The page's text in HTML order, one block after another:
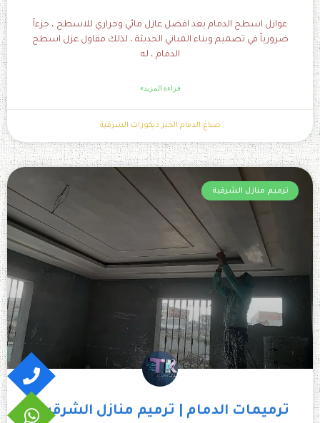
عوازل اسطح الدمام يعد افضل عازل مائي وحراري للاسطح ، جزءاً
ضرورياً في تصميم وبناء المباني الحديثة ، لذلك مقاول عزل اسطح
الدمام ، له
قراءة المزيد»
صباغ الدمام الخبر ديكورات الشرقية
ترميم منازل الشرقية
ترميمات الدمام | ترميم منازل الشرقية |